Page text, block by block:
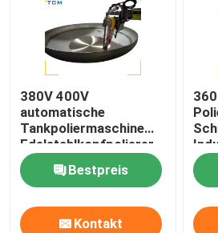
Automatische Poliermaschine
Schweißplaner
Schweißpoliermaschine
Kegelbiegmaschine
Polierverbrauchsmaterialien
380V 400V
automatische
Tankpoliermaschine
Edelstahlkopfpolierer
Tankschalenpolierer
Bestpreis
Kontakt